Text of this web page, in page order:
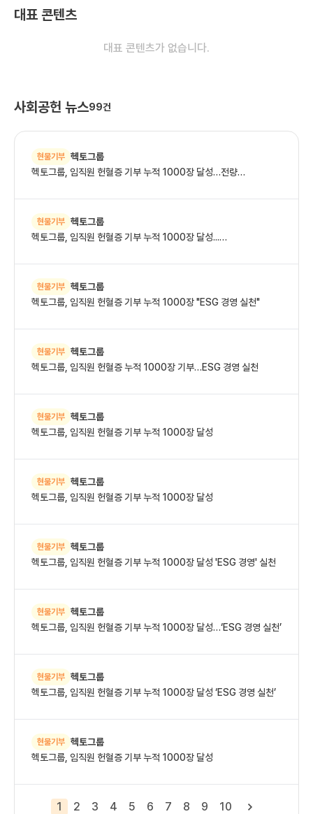
대표 콘텐츠
대표 콘텐츠가 없습니다.
사회공헌 뉴스99건
현물기부 헥토그룹
헥토그룹, 임직원 헌혈증 기부 누적 1000장 달성…전량
현물기부 헥토그룹
헥토그룹, 임직원 헌혈증 기부 누적 1000장 달성...
현물기부 헥토그룹
헥토그룹, 임직원 헌혈증 기부 누적 1000장 "ESG 경영 실천"
현물기부 헥토그룹
헥토그룹, 임직원 헌혈증 누적 1000장 기부…ESG 경영 실천
현물기부 헥토그룹
헥토그룹, 임직원 헌혈증 기부 누적 1000장 달성
현물기부 헥토그룹
헥토그룹, 임직원 헌혈증 기부 누적 1000장 달성
현물기부 헥토그룹
헥토그룹, 임직원 헌혈증 기부 누적 1000장 달성 'ESG 경영' 실천
현물기부 헥토그룹
헥토그룹, 임직원 헌혈증 기부 누적 1000장 달성…‘ESG 경영 실천’
현물기부 헥토그룹
헥토그룹, 임직원 헌혈증 기부 누적 1000장 달성 ‘ESG 경영 실천’
현물기부 헥토그룹
헥토그룹, 임직원 헌혈증 기부 누적 1000장 달성
1 2 3 4 5 6 7 8 9 10